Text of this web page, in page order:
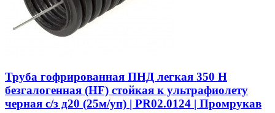
Труба гофрированная ПНД легкая 350 Н
безгалогенная (HF) стойкая к ультрафиолету
черная с/з д20 (25м/уп) | PR02.0124 | Промрукав